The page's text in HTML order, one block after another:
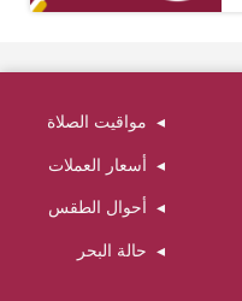
مواقيت الصلاة
أسعار العملات
أحوال الطقس
حالة البحر